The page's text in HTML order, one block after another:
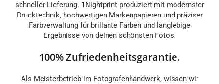
schneller Lieferung. 1Nightprint produziert mit modernster
Drucktechnik, hochwertigen Markenpapieren und präziser
Farbverwaltung für brillante Farben und langlebige
Ergebnisse von deinen schönsten Fotos.
100% Zufriedenheitsgarantie.
Als Meisterbetrieb im Fotografenhandwerk, wissen wir